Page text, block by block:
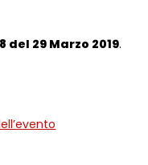
del 29 Marzo 2019.